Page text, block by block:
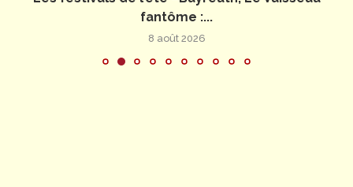
fantôme :...
8 août 2026